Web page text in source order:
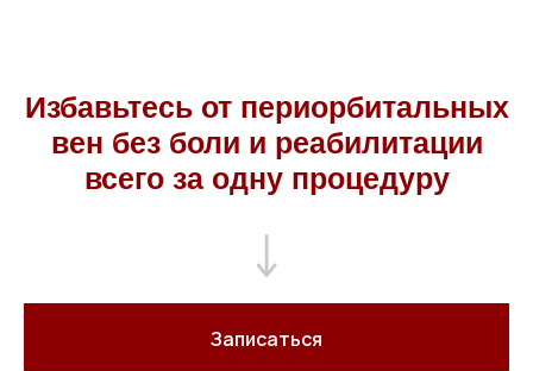
Избавьтесь от периорбитальных
вен без боли и реабилитации
всего за одну процедуру
Записаться